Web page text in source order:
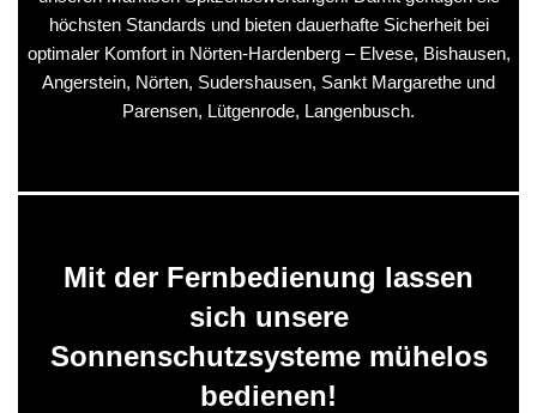
höchsten Standards und bieten dauerhafte Sicherheit bei
optimaler Komfort in Nörten-Hardenberg – Elvese, Bishausen,
Angerstein, Nörten, Sudershausen, Sankt Margarethe und
Parensen, Lütgenrode, Langenbusch.
Mit der Fernbedienung lassen
sich unsere
Sonnenschutzsysteme mühelos
bedienen!